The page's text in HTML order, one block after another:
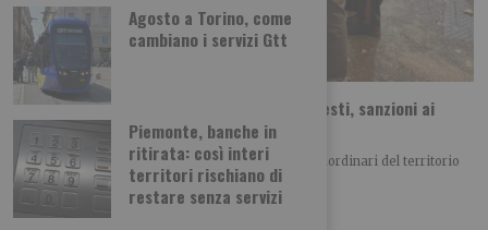
Agosto a Torino, come
cambiano i servizi Gtt
Piemonte, banche in
ritirata: così interi
territori rischiano di
restare senza servizi
Movida, controlli in Borgo Rossini. Due arresti, sanzioni ai
locali
Nel fine settimana, hanno avuto luogo controlli straordinari del territorio
ad alto impatto coordinati dalla Polizia